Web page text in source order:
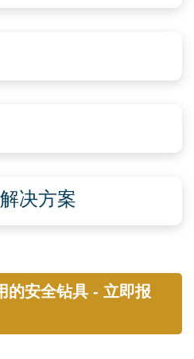
决方案
的安全钻具 - 立即报